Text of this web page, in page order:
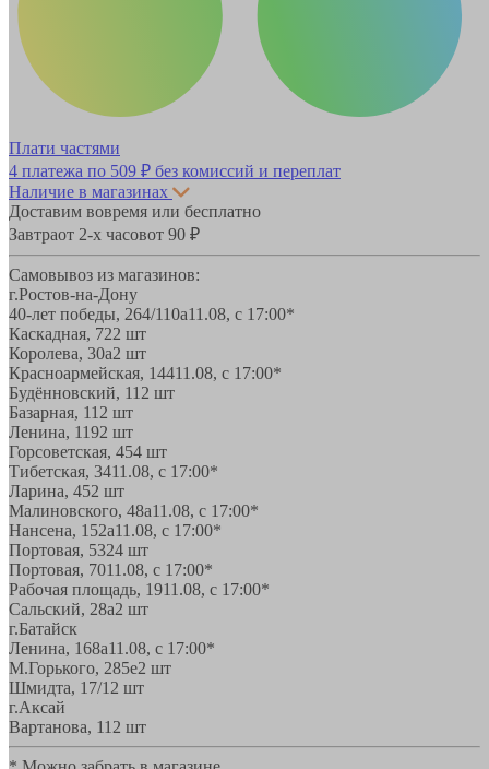
Плати частями
4 платежа по 509 ₽ без комиссий и переплат
Наличие в магазинах
Доставим вовремя или бесплатно
Завтраот 2-х часовот 90 ₽
Самовывоз из магазинов:
г.Ростов-на-Дону
40-лет победы, 264/110а11.08, с 17:00*
Каскадная, 722 шт
Королева, 30а2 шт
Красноармейская, 14411.08, с 17:00*
Будённовский, 11 2 шт
Базарная, 11 2 шт
Ленина, 1192 шт
Горсоветская, 454 шт
Тибетская, 3411.08, с 17:00*
Ларина, 452 шт
Малиновского, 48а11.08, с 17:00*
Нансена, 152а11.08, с 17:00*
Портовая, 5324 шт
Портовая, 7011.08, с 17:00*
Рабочая площадь, 1911.08, с 17:00*
Сальский, 28a2 шт
г.Батайск
Ленина, 168а11.08, с 17:00*
М.Горького, 285е2 шт
Шмидта, 17/1 2 шт
г.Аксай
Вартанова, 11 2 шт